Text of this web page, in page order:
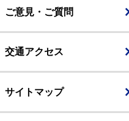
ご意見・ご質問
交通アクセス
サイトマップ